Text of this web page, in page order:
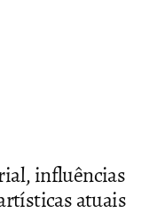
influências
atuais